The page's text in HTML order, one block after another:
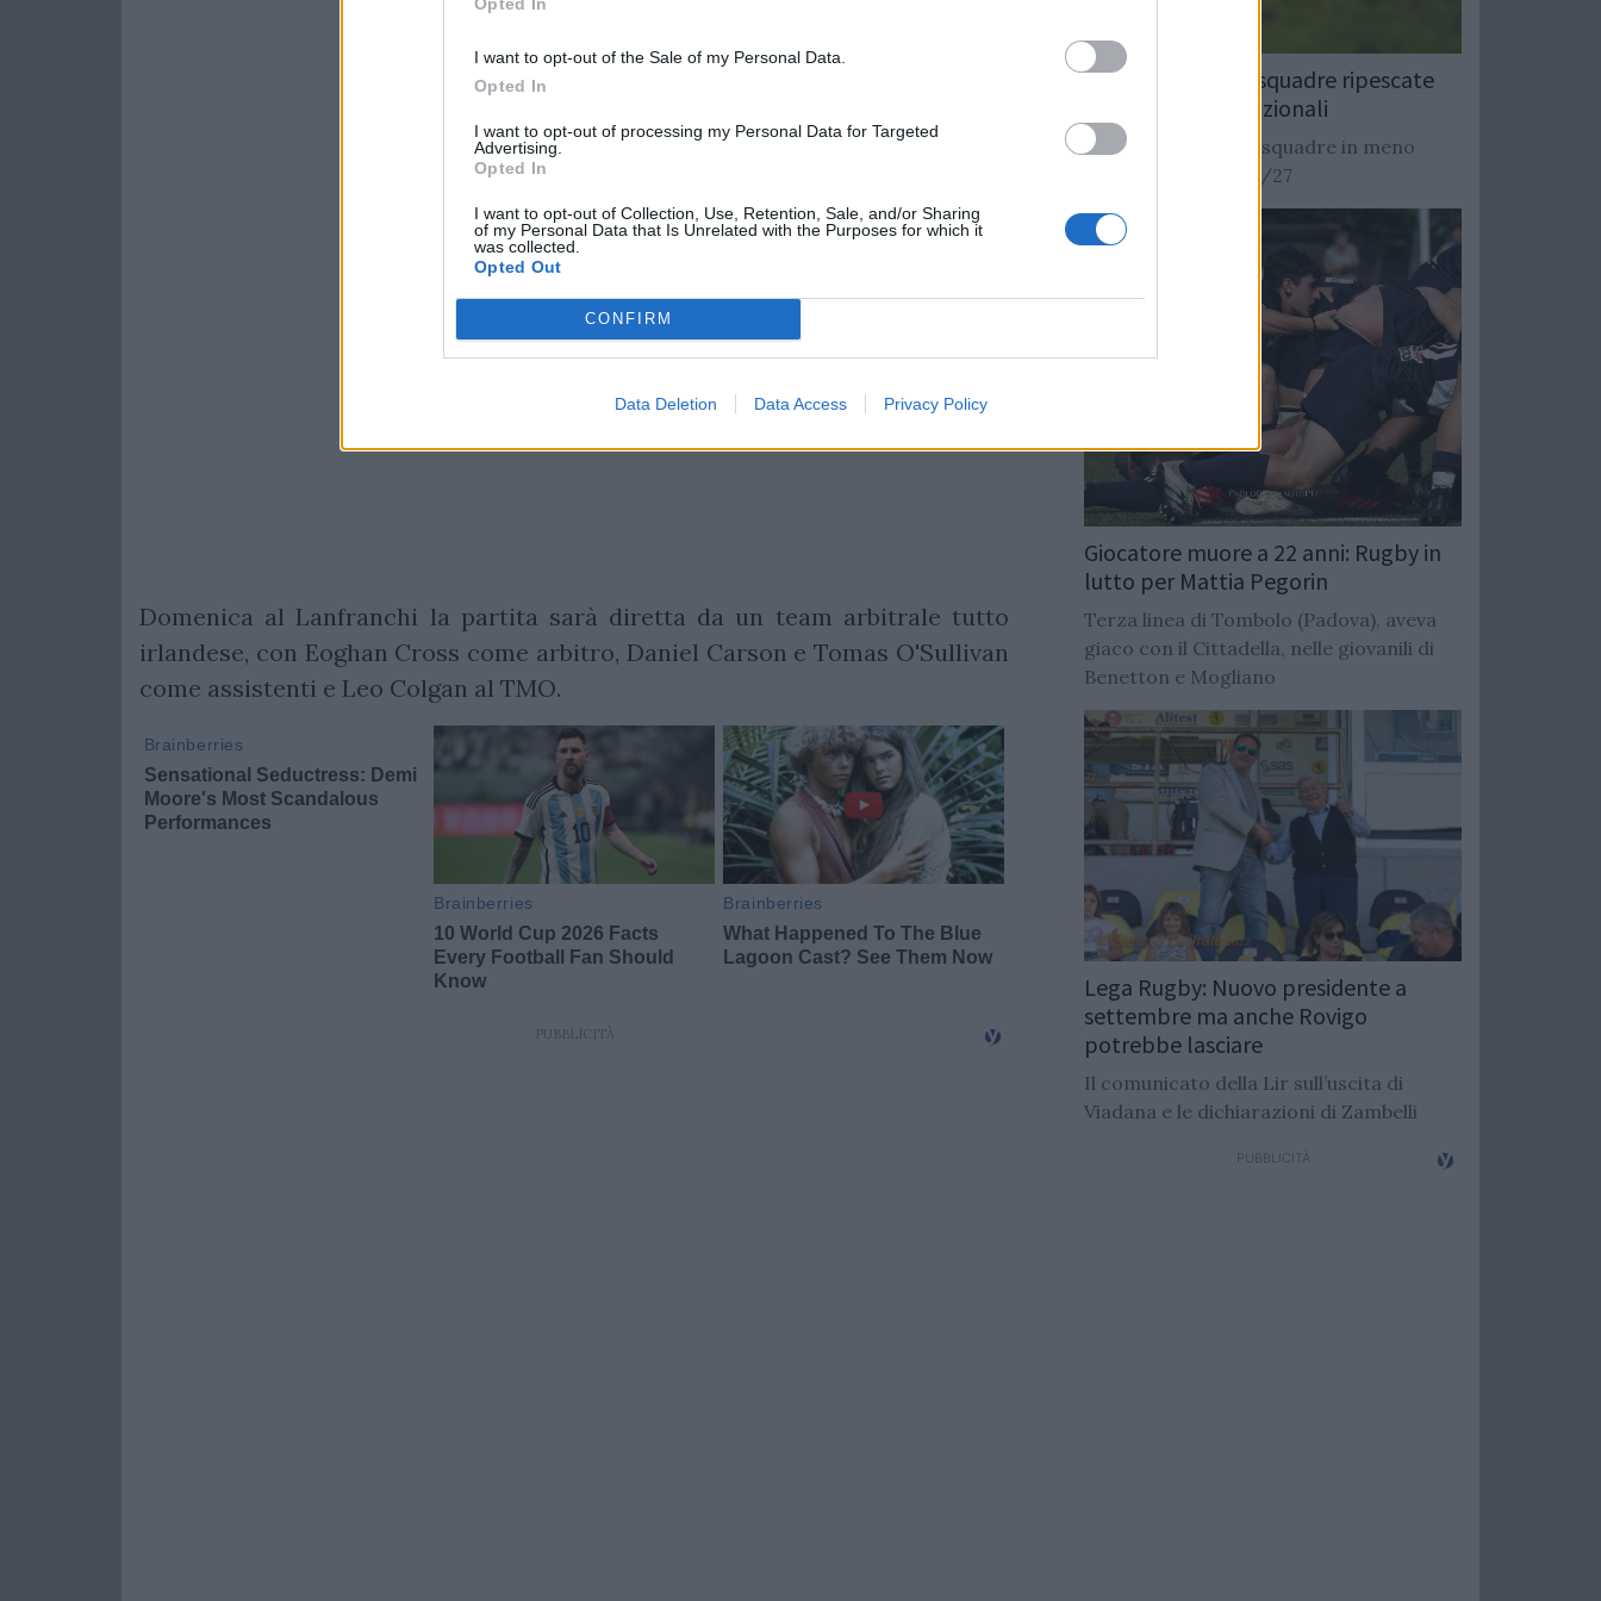
I want to opt-out of the Sale of my Personal Data.
Opted In
I want to opt-out of processing my Personal Data for Targeted
Advertising.
Opted In
I want to opt-out of Collection, Use, Retention, Sale, and/or Sharing
of my Personal Data that Is Unrelated with the Purposes for which it
was collected.
Opted Out
CONFIRM
Data Deletion Data Access Privacy Policy
Domenica al Lanfranchi la partita sarà diretta da un team arbitrale tutto
irlandese, con Eoghan Cross come arbitro, Daniel Carson e Tomas O'Sullivan
come assistenti e Leo Colgan al TMO.
Rugby: Record di squadre ripescate
nei campionati nazionali
Si stimano oltre 20 squadre in meno
dalla stagione 2026/27
Giocatore muore a 22 anni: Rugby in
lutto per Mattia Pegorin
Terza linea di Tombolo (Padova), aveva
giaco con il Cittadella, nelle giovanili di
Benetton e Mogliano
Lega Rugby: Nuovo presidente a
settembre ma anche Rovigo
potrebbe lasciare
Il comunicato della Lir sull’uscita di
Viadana e le dichiarazioni di Zambelli